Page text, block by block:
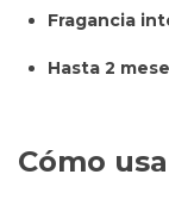
Fragancia
Hasta 2
Cómo